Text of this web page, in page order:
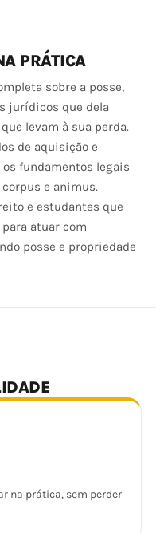
PRÁTICA
sobre a posse,
jurídicos que dela
levam à sua perda.
de aquisição e
fundamentos legais
e animus.
e estudantes que
atuar com
posse e propriedade
na prática, sem perder